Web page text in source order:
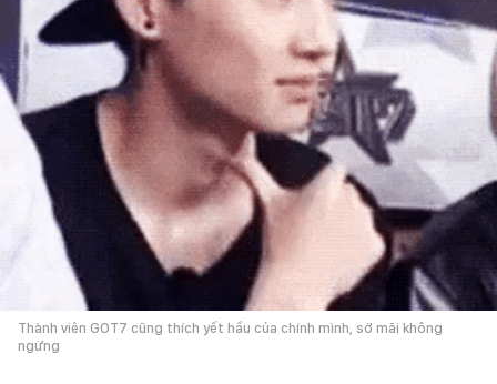
Thành viên GOT7 cũng thích yết hầu của chính mình, sờ mãi không
ngừng